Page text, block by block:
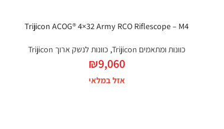
Trijicon ACOG® 4×32 Army RCO Riflescope – M4
כוונות ומתאמים Trijicon , כוונות לנשק ארוך Trijicon
₪9,060
אזל במלאי